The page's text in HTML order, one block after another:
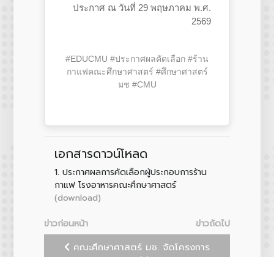
ประกาศ ณ วันที่ 29 พฤษภาคม พ.ศ.
2569
#EDUCMU #ประกาศผลคัดเลือก #ร้าน
กาแฟคณะศึกษาศาสตร์ #ศึกษาศาสตร์
มช #CMU
เอกสารดาวน์โหลด
1. ประกาศผลการคัดเลือกผู้ประกอบการร้าน
กาแฟ โรงอาหารคณะศึกษาศาสตร์
(download)
ข่าวก่อนหน้า
ข่าวถัดไป
คณะศึกษาศาสตร์ มช. จัดโครงการ